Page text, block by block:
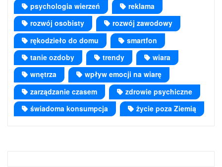
psychologia wierzeń
reklama
rozwój osobisty
rozwój zawodowy
rękodzieło do domu
smartfon
tanie ozdoby
trendy
wiara
wnętrza
wpływ emocji na wiarę
zarządzanie czasem
zdrowie psychiczne
świadoma konsumpcja
życie poza Ziemią